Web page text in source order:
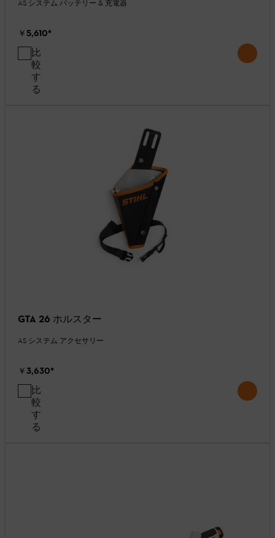
AS システム バッテリー & 充電器
￥5,610*
比
較
す
る
GTA 26 ホルスター
AS システム アクセサリー
￥3,630*
比
較
す
る